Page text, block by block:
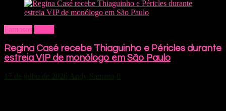
Famosos
Regina Casé recebe Thiaguinho e Péricles durante
estreia VIP de monólogo em São Paulo
17 de julho de 2026 Andy Santana 0